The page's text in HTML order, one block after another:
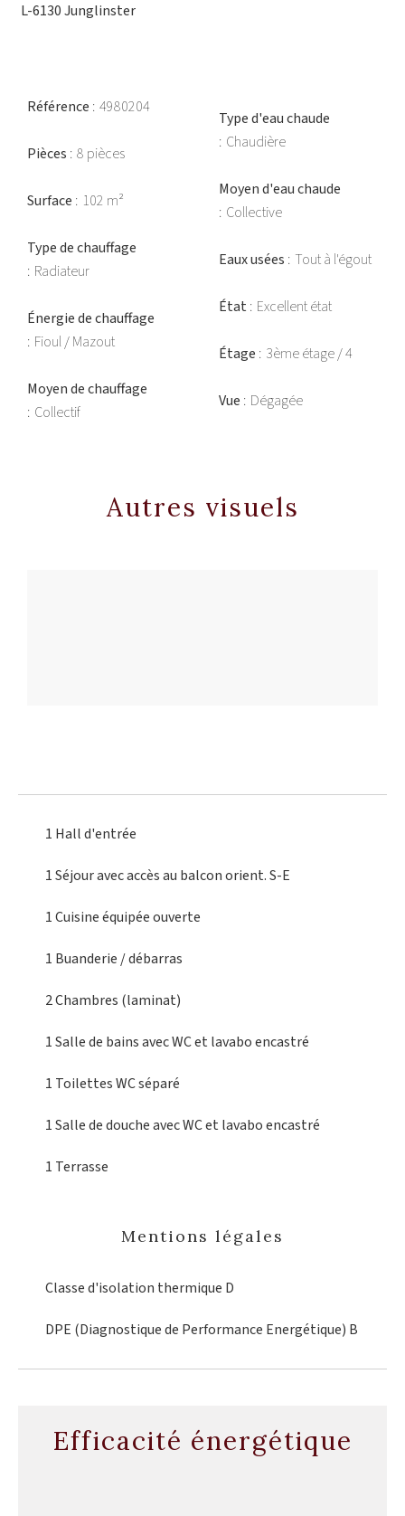
L-6130 Junglinster
Référence 4980204
Pièces 8 pièces
Surface 102 m²
Type de chauffage
Radiateur
Énergie de chauffage
Fioul / Mazout
Moyen de chauffage
Collectif
Type d'eau chaude
Chaudière
Moyen d'eau chaude
Collective
Eaux usées Tout à l'égout
État Excellent état
Étage 3ème étage / 4
Vue Dégagée
Autres visuels
1 Halld'entrée
1 Séjouravec accès au balcon orient. S-E
1 Cuisine équipéeouverte
1 Buanderie / débarras
2 Chambres (laminat)
1 Salle de bainsavec WC et lavabo encastré
1 ToilettesWC séparé
1 Salle de doucheavec WC et lavabo encastré
1 Terrasse
Mentions légales
Classe d'isolation thermique D
DPE (Diagnostique de Performance Energétique) B
Efficacité énergétique